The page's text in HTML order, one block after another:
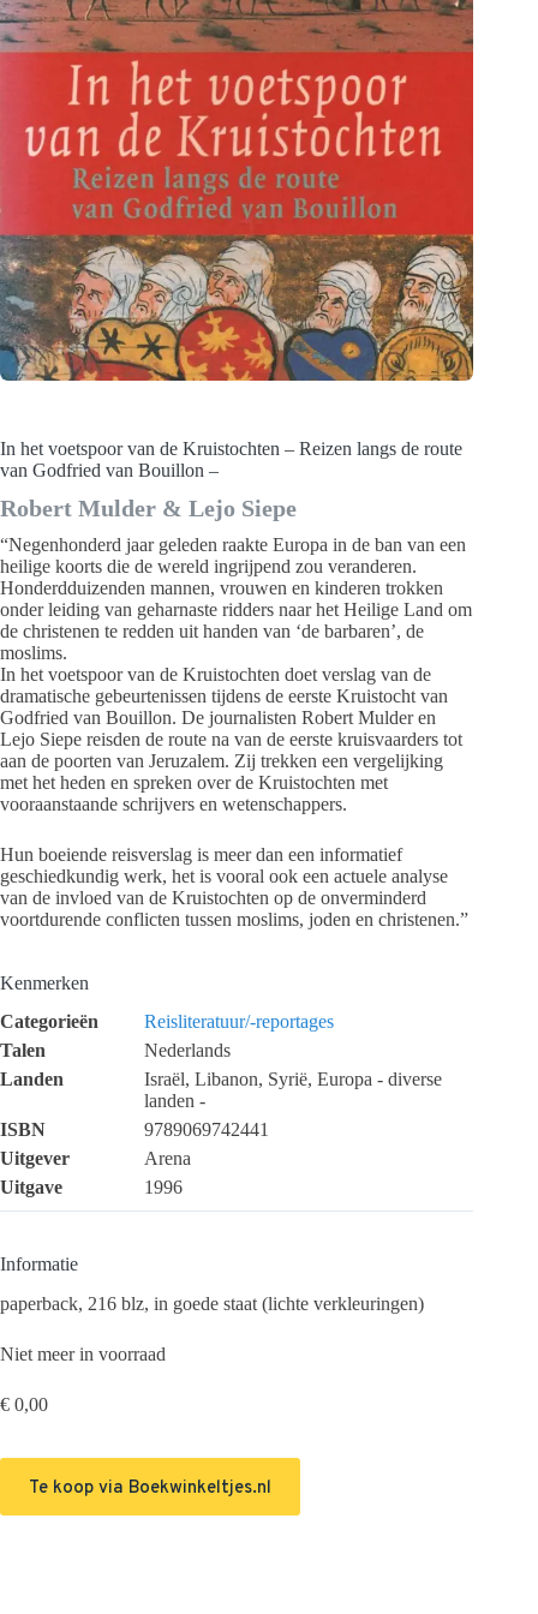
In het voetspoor van de Kruistochten – Reizen langs de route
van Godfried van Bouillon –
Robert Mulder & Lejo Siepe
“Negenhonderd jaar geleden raakte Europa in de ban van een
heilige koorts die de wereld ingrijpend zou veranderen.
Honderdduizenden mannen, vrouwen en kinderen trokken
onder leiding van geharnaste ridders naar het Heilige Land om
de christenen te redden uit handen van ‘de barbaren’, de
moslims.
In het voetspoor van de Kruistochten doet verslag van de
dramatische gebeurtenissen tijdens de eerste Kruistocht van
Godfried van Bouillon. De journalisten Robert Mulder en
Lejo Siepe reisden de route na van de eerste kruisvaarders tot
aan de poorten van Jeruzalem. Zij trekken een vergelijking
met het heden en spreken over de Kruistochten met
vooraanstaande schrijvers en wetenschappers.
Hun boeiende reisverslag is meer dan een informatief
geschiedkundig werk, het is vooral ook een actuele analyse
van de invloed van de Kruistochten op de onverminderd
voortdurende conflicten tussen moslims, joden en christenen.”
Kenmerken
Categorieën
Reisliteratuur/-reportages
Talen
Nederlands
Landen
Israël, Libanon, Syrië, Europa - diverse
landen -
ISBN
9789069742441
Uitgever
Arena
Uitgave
1996
Informatie
paperback, 216 blz, in goede staat (lichte verkleuringen)
Niet meer in voorraad
€ 0,00
Te koop via Boekwinkeltjes.nl